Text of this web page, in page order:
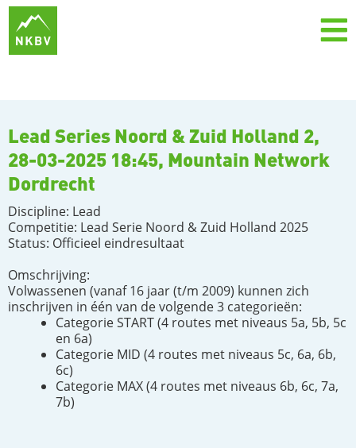
Lead Series Noord & Zuid Holland 2,
28-03-2025 18:45, Mountain Network
Dordrecht
Discipline: Lead
Competitie: Lead Serie Noord & Zuid Holland 2025
Status: Officieel eindresultaat
Omschrijving:
Volwassenen (vanaf 16 jaar (t/m 2009) kunnen zich
inschrijven in één van de volgende 3 categorieën:
Categorie START (4 routes met niveaus 5a, 5b, 5c
en 6a)
Categorie MID (4 routes met niveaus 5c, 6a, 6b,
6c)
Categorie MAX (4 routes met niveaus 6b, 6c, 7a,
7b)